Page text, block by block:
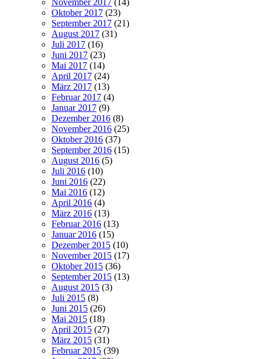
November 2017 (14)
Oktober 2017 (23)
September 2017 (21)
August 2017 (31)
Juli 2017 (16)
Juni 2017 (23)
Mai 2017 (14)
April 2017 (24)
März 2017 (13)
Februar 2017 (4)
Januar 2017 (9)
Dezember 2016 (8)
November 2016 (25)
Oktober 2016 (37)
September 2016 (15)
August 2016 (5)
Juli 2016 (10)
Juni 2016 (22)
Mai 2016 (12)
April 2016 (4)
März 2016 (13)
Februar 2016 (13)
Januar 2016 (15)
Dezember 2015 (10)
November 2015 (17)
Oktober 2015 (36)
September 2015 (13)
August 2015 (3)
Juli 2015 (8)
Juni 2015 (26)
Mai 2015 (18)
April 2015 (27)
März 2015 (31)
Februar 2015 (39)